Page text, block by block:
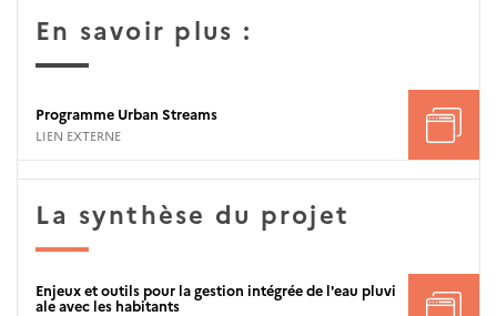
En savoir plus :
Programme Urban Streams
LIEN EXTERNE
La synthèse du projet
Enjeux et outils pour la gestion intégrée de l'eau pluvi
ale avec les habitants